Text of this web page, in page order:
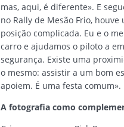
mas, aqui, é diferente». E
no Rally de Mesão Frio,
posição complicada. Eu e o
carro e ajudamos o piloto a
segurança. Existe uma
o mesmo: assistir a um bom
apoiem. É uma festa comum».
A fotografia como